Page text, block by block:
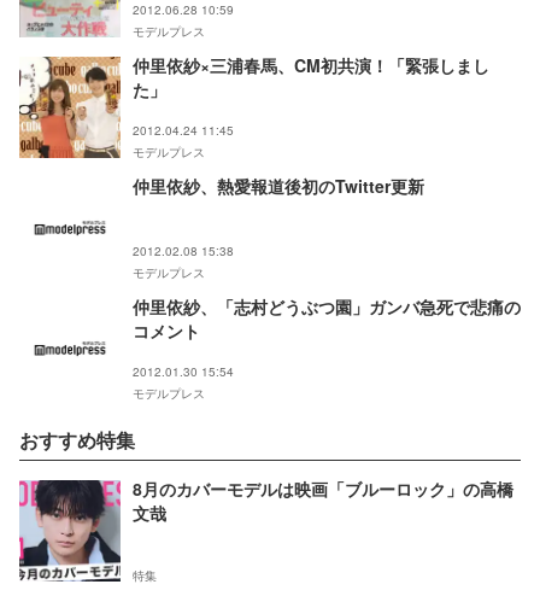
2012.06.28 10:59
モデルプレス
仲里依紗×三浦春馬、CM初共演！「緊張しまし
た」
2012.04.24 11:45
モデルプレス
仲里依紗、熱愛報道後初のTwitter更新
2012.02.08 15:38
モデルプレス
仲里依紗、「志村どうぶつ園」ガンバ急死で悲痛の
コメント
2012.01.30 15:54
モデルプレス
おすすめ特集
8月のカバーモデルは映画「ブルーロック」の高橋
文哉
特集